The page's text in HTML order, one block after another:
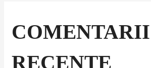
COMENTARII
RECENTE